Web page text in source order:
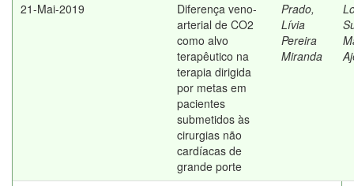
21-Mai-2019
Diferença veno-
arterial de CO2
como alvo
terapêutico na
terapia dirigida
por metas em
pacientes
submetidos às
cirurgias não
cardíacas de
grande porte
Prado,
Lívia
Pereira
Miranda